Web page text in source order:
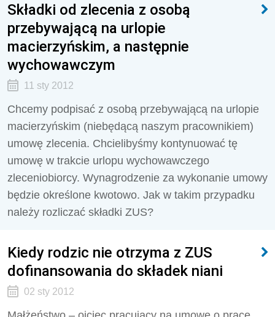
Składki od zlecenia z osobą
przebywającą na urlopie
macierzyńskim, a następnie
wychowawczym
11 sty 2012
Chcemy podpisać z osobą przebywającą na urlopie
macierzyńskim (niebędącą naszym pracownikiem)
umowę zlecenia. Chcielibyśmy kontynuować tę
umowę w trakcie urlopu wychowawczego
zleceniobiorcy. Wynagrodzenie za wykonanie umowy
będzie określone kwotowo. Jak w takim przypadku
należy rozliczać składki ZUS?
Kiedy rodzic nie otrzyma z ZUS
dofinansowania do składek niani
02 sty 2012